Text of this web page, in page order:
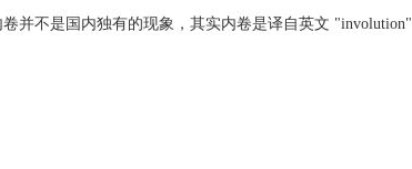
并不是国内独有的现象，其实内卷是译自英文 "involution"